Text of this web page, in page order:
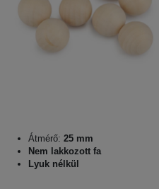
Átmérő: 25 mm
Nem lakkozott fa
Lyuk nélkül